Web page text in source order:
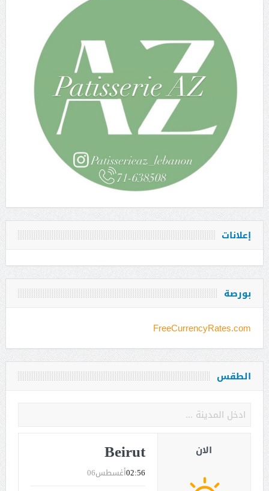
إعلانات
بورصة
FreeCurrencyRates.com
الطقس
Beirut
أغسطس0602:56
الان